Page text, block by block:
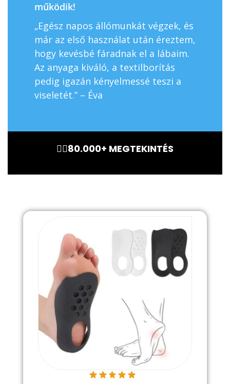
működik!
„Egész napos állómunkát végzek, és
már az első használat után éreztem,
hogy kevésbé fáradnak el a lábaim.
Az anyaga kiváló, a textilborítás
pedig igazán kényelmessé teszi a
viseletét.” – Éva
🏃‍♂️80.000+ MEGTEKINTÉS